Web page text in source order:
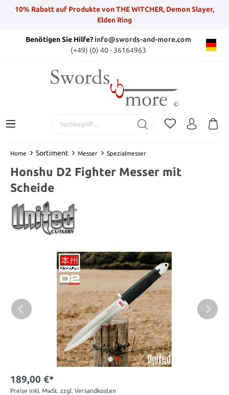
10% Rabatt auf Produkte von THE WITCHER, Demon Slayer,
Elden Ring
Benötigen Sie Hilfe?info@swords-and-more.com
(+49) (0) 40 - 36164963
Home Sortiment Messer Spezialmesser
Honshu D2 Fighter Messer mit
Scheide
189,00 €*
Preise inkl. MwSt. zzgl. Versandkosten